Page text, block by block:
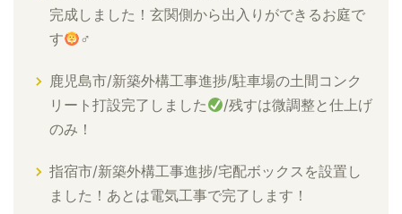
完成しました！玄関側から出入りができるお庭で
す
‍♂
鹿児島市/新築外構工事進捗/駐車場の土間コンク
リート打設完了しました
/残すは微調整と仕上げ
のみ！
指宿市/新築外構工事進捗/宅配ボックスを設置し
ました！あとは電気工事で完了します！